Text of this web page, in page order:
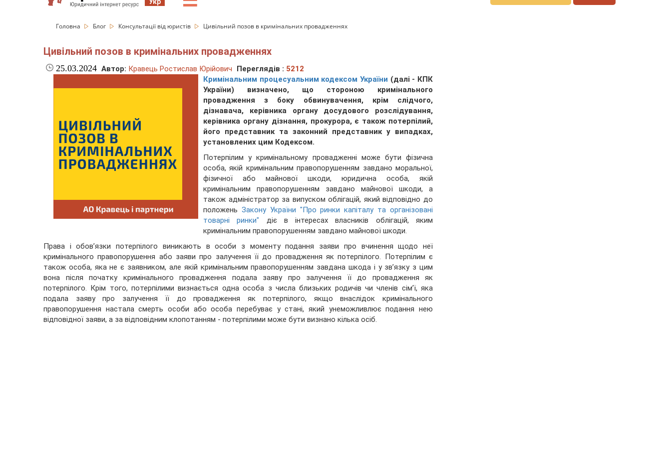
Головна Блог Консультації від юристів Цивільний позов в кримінальних провадженнях
Цивільний позов в кримінальних провадженнях
25.03.2024 Автор: Кравець Ростислав Юрійович Переглядів : 5212
Кримінальним процесуальним кодексом України (далі - КПК
України) визначено, що стороною кримінального
провадження з боку обвинувачення, крім слідчого,
дізнавача, керівника органу досудового розслідування,
керівника органу дізнання, прокурора, є також потерпілий,
його представник та законний представник у випадках,
установлених цим Кодексом.
Потерпілим у кримінальному провадженні може бути фізична
особа, якій кримінальним правопорушенням завдано моральної,
фізичної або майнової шкоди, юридична особа, якій
кримінальним правопорушенням завдано майнової шкоди, а
також адміністратор за випуском облігацій, який відповідно до
положень Закону України "Про ринки капіталу та організовані
товарні ринки" діє в інтересах власників облігацій, яким
кримінальним правопорушенням завдано майнової шкоди.
Права і обов’язки потерпілого виникають в особи з моменту подання заяви про вчинення щодо неї
кримінального правопорушення або заяви про залучення її до провадження як потерпілого. Потерпілим є
також особа, яка не є заявником, але якій кримінальним правопорушенням завдана шкода і у зв’язку з цим
вона після початку кримінального провадження подала заяву про залучення її до провадження як
потерпілого. Крім того, потерпілими визнається одна особа з числа близьких родичів чи членів сім’ї, яка
подала заяву про залучення її до провадження як потерпілого, якщо внаслідок кримінального
правопорушення настала смерть особи або особа перебуває у стані, який унеможливлює подання нею
відповідної заяви, а за відповідним клопотанням - потерпілими може бути визнано кілька осіб.